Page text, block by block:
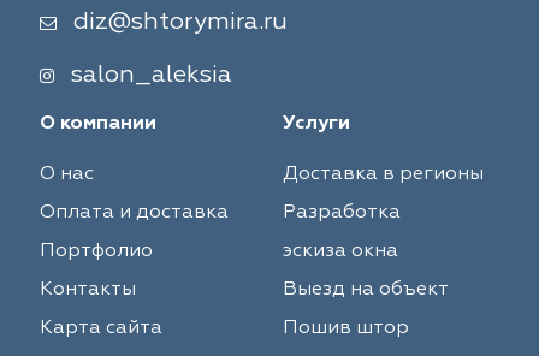
diz@shtorymira.ru
salon_aleksia
О компании
О нас
Оплата и доставка
Портфолио
Контакты
Карта сайта
Услуги
Доставка в регионы
Разработка
эскиза окна
Выезд на объект
Пошив штор